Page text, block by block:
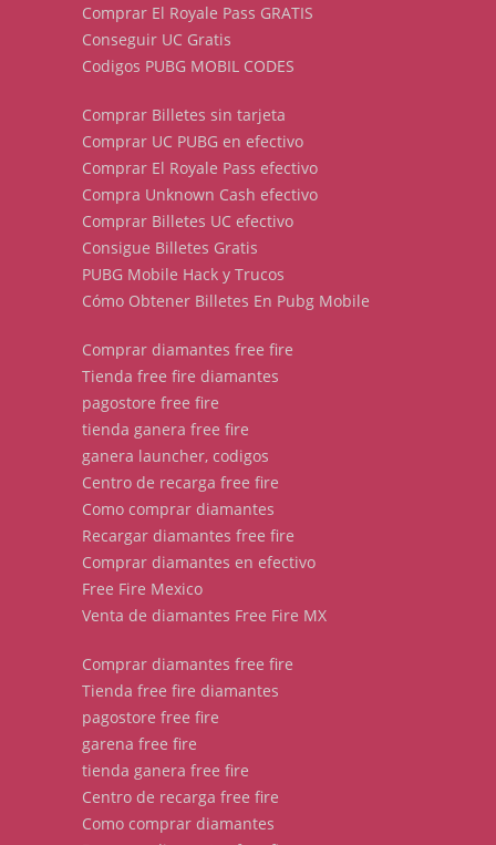
Comprar El Royale Pass GRATIS
Conseguir UC Gratis
Codigos PUBG MOBIL CODES
Comprar Billetes sin tarjeta
Comprar UC PUBG en efectivo
Comprar El Royale Pass efectivo
Compra Unknown Cash efectivo
Comprar Billetes UC efectivo
Consigue Billetes Gratis
PUBG Mobile Hack y Trucos
Cómo Obtener Billetes En Pubg Mobile
Comprar diamantes free fire
Tienda free fire diamantes
pagostore free fire
tienda ganera free fire
ganera launcher, codigos
Centro de recarga free fire
Como comprar diamantes
Recargar diamantes free fire
Comprar diamantes en efectivo
Free Fire Mexico
Venta de diamantes Free Fire MX
Comprar diamantes free fire
Tienda free fire diamantes
pagostore free fire
garena free fire
tienda ganera free fire
Centro de recarga free fire
Como comprar diamantes